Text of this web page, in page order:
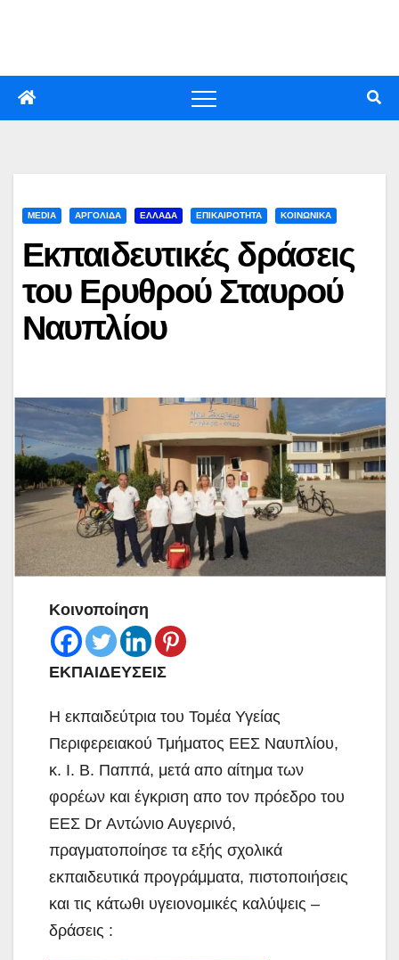
MEDIA ΑΡΓΟΛΙΔΑ ΕΛΛΑΔΑ ΕΠΙΚΑΙΡΟΤΗΤΑ ΚΟΙΝΩΝΙΚΑ
Εκπαιδευτικές δράσεις
του Ερυθρού Σταυρού
Ναυπλίου
Κοινοποίηση
ΕΚΠΑΙΔΕΥΣΕΙΣ
Η εκπαιδεύτρια του Τομέα Υγείας
Περιφερειακού Τμήματος ΕΕΣ Ναυπλίου,
κ. Ι. Β. Παππά, μετά απο αίτημα των
φορέων και έγκριση απο τον πρόεδρο του
ΕΕΣ Dr Αντώνιο Αυγερινό,
πραγματοποίησε τα εξής σχολικά
εκπαιδευτικά προγράμματα, πιστοποιήσεις
και τις κάτωθι υγειονομικές καλύψεις –
δράσεις :